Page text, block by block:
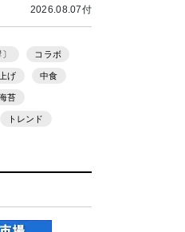
2026.08.07付
コラボ
げ 中食
苔
トレンド